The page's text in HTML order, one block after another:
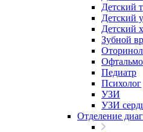
Детский
Детский
Детский
Зубной
Педиатр
Психолог
УЗИ
УЗИ
Отделение